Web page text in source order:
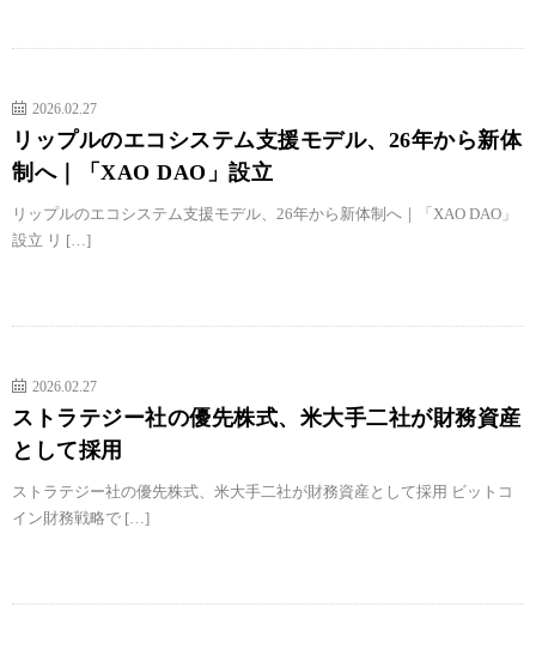
2026.02.27
リップルのエコシステム支援モデル、26年から新体
制へ｜「XAO DAO」設立
リップルのエコシステム支援モデル、26年から新体制へ｜「XAO DAO」
設立 リ […]
2026.02.27
ストラテジー社の優先株式、米大手二社が財務資産
として採用
ストラテジー社の優先株式、米大手二社が財務資産として採用 ビットコ
イン財務戦略で […]